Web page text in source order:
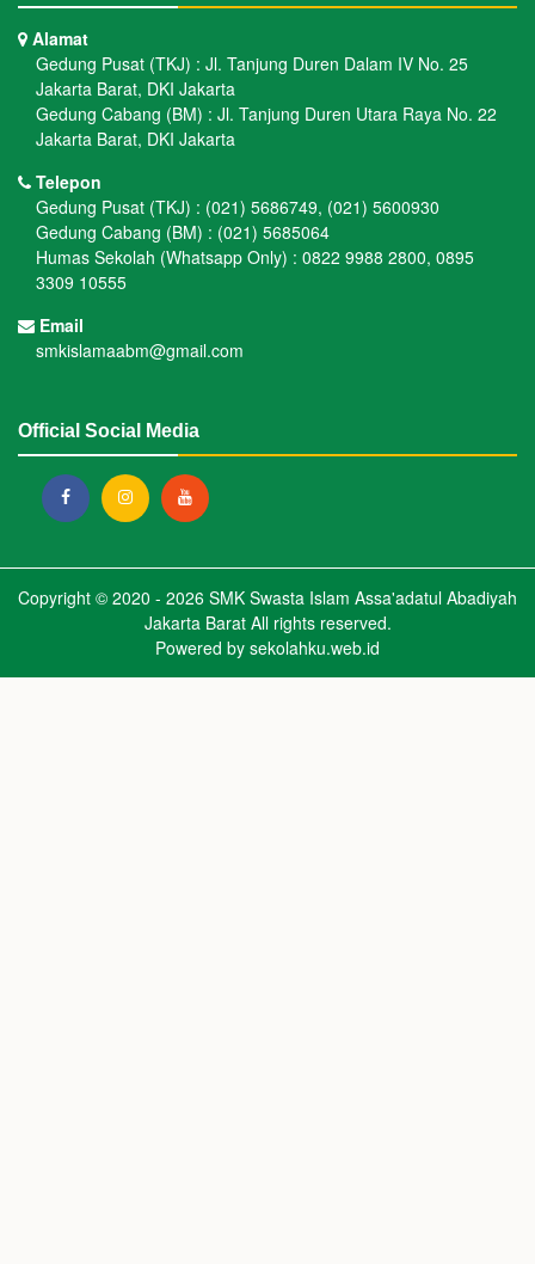
Alamat
Gedung Pusat (TKJ) : Jl. Tanjung Duren Dalam IV No. 25
Jakarta Barat, DKI Jakarta
Gedung Cabang (BM) : Jl. Tanjung Duren Utara Raya No. 22
Jakarta Barat, DKI Jakarta
Telepon
Gedung Pusat (TKJ) : (021) 5686749, (021) 5600930
Gedung Cabang (BM) : (021) 5685064
Humas Sekolah (Whatsapp Only) : 0822 9988 2800, 0895
3309 10555
Email
smkislamaabm@gmail.com
Official Social Media
Copyright © 2020 - 2026 SMK Swasta Islam Assa'adatul Abadiyah
Jakarta BaratAll rights reserved.
Powered by sekolahku.web.id